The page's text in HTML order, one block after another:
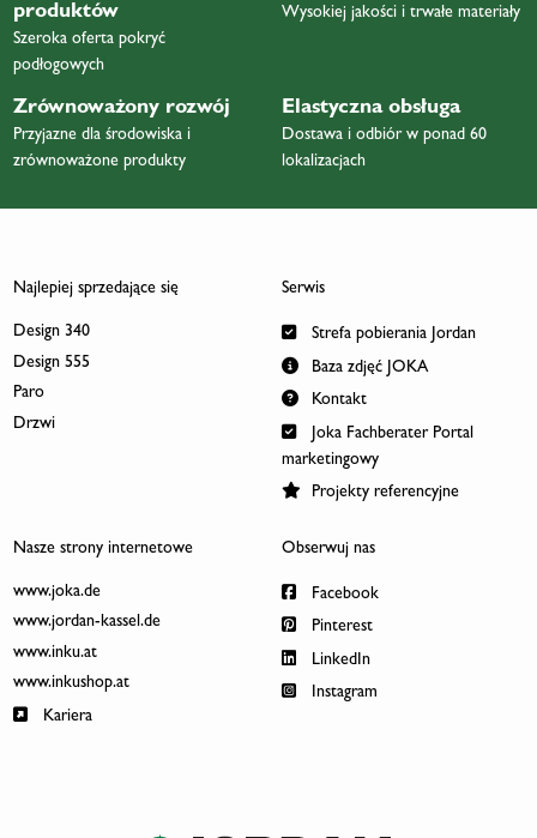
produktów
Szeroka oferta pokryć
podłogowych
Wysokiej jakości i trwałe materiały
Zrównoważony rozwój
Przyjazne dla środowiska i
zrównoważone produkty
Elastyczna obsługa
Dostawa i odbiór w ponad 60
lokalizacjach
Najlepiej sprzedające się
Design 340
Design 555
Paro
Drzwi
Serwis
Strefa pobierania Jordan
Baza zdjęć JOKA
Kontakt
Joka Fachberater Portal
marketingowy
Projekty referencyjne
Nasze strony internetowe
www.joka.de
www.jordan-kassel.de
www.inku.at
www.inkushop.at
Kariera
Obserwuj nas
Facebook
Pinterest
LinkedIn
Instagram